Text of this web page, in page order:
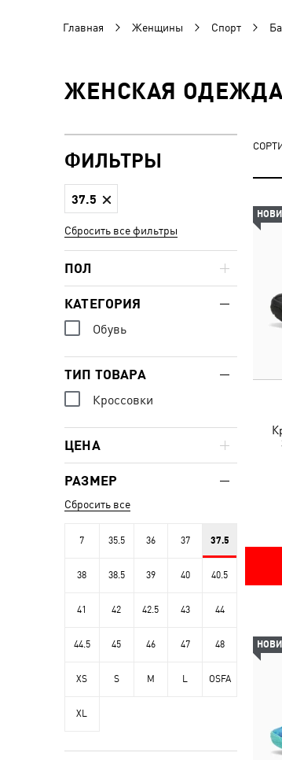
Главная Женщины Спорт
ЖЕНСКАЯ ОДЕЖДА
ФИЛЬТРЫ
37.5
Сбросить все фильтры
ПОЛ
КАТЕГОРИЯ
Обувь
ТИП ТОВАРА
Кроссовки
ЦЕНА
РАЗМЕР
Сбросить все
7 35.5 36 37 37.5
38 38.5 39 40 40.5
41 42 42.5 43 44
44.5 45 46 47 48
XS S M L OSFA
XL